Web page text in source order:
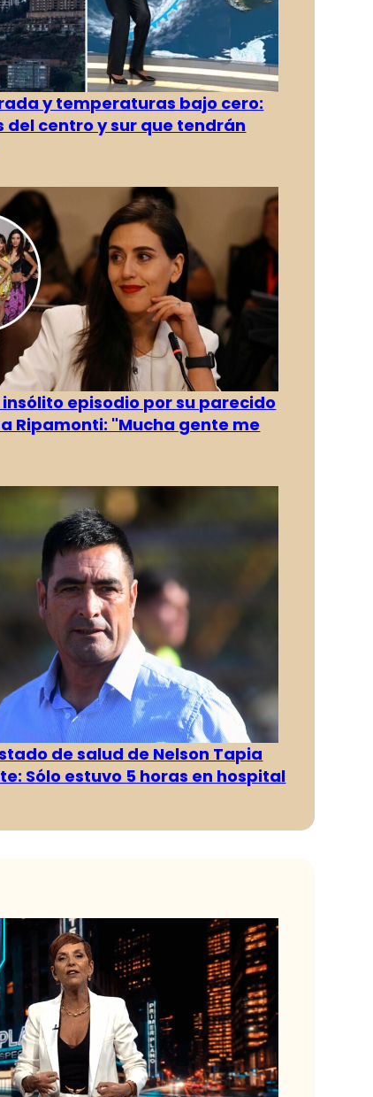
y temperaturas bajo cero:
del centro y sur que tendrán
episodio por su parecido
Ripamonti: "Mucha gente me
de salud de Nelson Tapia
Sólo estuvo 5 horas en hospital